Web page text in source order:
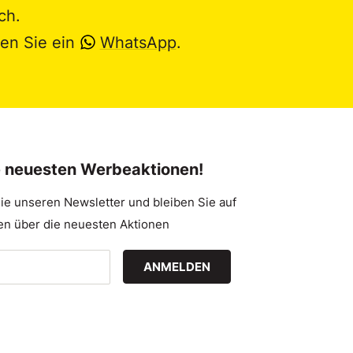
Sie ein
WhatsApp.
neuesten Werbeaktionen!
unseren Newsletter und bleiben Sie auf
über die neuesten Aktionen
ANMELDEN